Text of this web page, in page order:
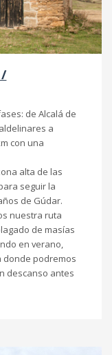
de Alcalá de
a
con una
alta de las
seguir la
de Gúdar.
nuestra ruta
de masías
en verano,
donde podremos
descanso antes